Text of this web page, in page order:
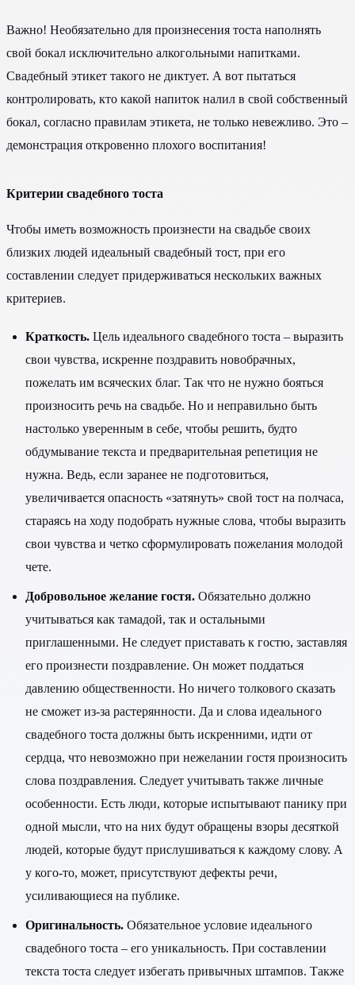
Важно! Необязательно для произнесения тоста наполнять
свой бокал исключительно алкогольными напитками.
Свадебный этикет такого не диктует. А вот пытаться
контролировать, кто какой напиток налил в свой собственный
бокал, согласно правилам этикета, не только невежливо. Это –
демонстрация откровенно плохого воспитания!
Критерии свадебного тоста
Чтобы иметь возможность произнести на свадьбе своих
близких людей идеальный свадебный тост, при его
составлении следует придерживаться нескольких важных
критериев.
Краткость. Цель идеального свадебного тоста – выразить
свои чувства, искренне поздравить новобрачных,
пожелать им всяческих благ. Так что не нужно бояться
произносить речь на свадьбе. Но и неправильно быть
настолько уверенным в себе, чтобы решить, будто
обдумывание текста и предварительная репетиция не
нужна. Ведь, если заранее не подготовиться,
увеличивается опасность «затянуть» свой тост на полчаса,
стараясь на ходу подобрать нужные слова, чтобы выразить
свои чувства и четко сформулировать пожелания молодой
чете.
Добровольное желание гостя. Обязательно должно
учитываться как тамадой, так и остальными
приглашенными. Не следует приставать к гостю, заставляя
его произнести поздравление. Он может поддаться
давлению общественности. Но ничего толкового сказать
не сможет из-за растерянности. Да и слова идеального
свадебного тоста должны быть искренними, идти от
сердца, что невозможно при нежелании гостя произносить
слова поздравления. Следует учитывать также личные
особенности. Есть люди, которые испытывают панику при
одной мысли, что на них будут обращены взоры десяткой
людей, которые будут прислушиваться к каждому слову. А
у кого-то, может, присутствуют дефекты речи,
усиливающиеся на публике.
Оригинальность. Обязательное условие идеального
свадебного тоста – его уникальность. При составлении
текста тоста следует избегать привычных штампов. Также